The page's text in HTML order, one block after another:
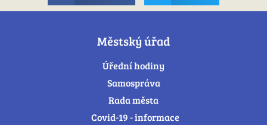
Městský úřad
Úřední hodiny
Samospráva
Rada města
Covid-19 - informace